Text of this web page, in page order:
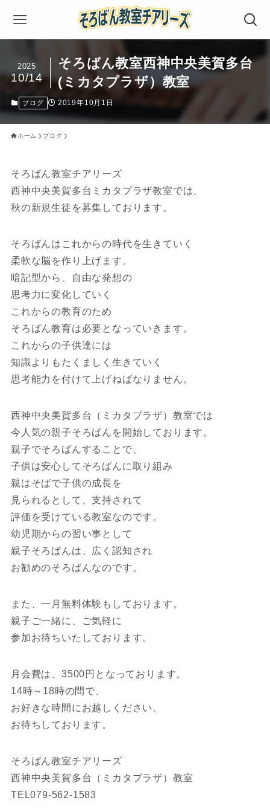
そろばん教室西神中央美賀多台
(ミカタプラザ）教室
2025
10/14
ブログ 2019年10月1日
ホーム ブログ
そろばん教室チアリーズ
西神中央美賀多台ミカタプラザ教室では、
秋の新規生徒を募集しております。
そろばんはこれからの時代を生きていく
柔軟な脳を作り上げます。
暗記型から、自由な発想の
思考力に変化していく
これからの教育のため
そろばん教育は必要となっていきます。
これからの子供達には
知識よりもたくましく生きていく
思考能力を付けて上げねばなりません。
西神中央美賀多台（ミカタプラザ）教室では
今人気の親子そろばんを開始しております。
親子でそろばんすることで、
子供は安心してそろばんに取り組み
親はそばで子供の成長を
見られるとして、支持されて
評価を受けている教室なのです。
幼児期からの習い事として
親子そろばんは、広く認知され
お勧めのそろばんなのです。
また、一月無料体験もしております。
親子ご一緒に、ご気軽に
参加お待ちいたしております。
月会費は、3500円となっております。
14時～18時の間で、
お好きな時間にお越しください。
お待ちしております。
そろばん教室チアリーズ
西神中央美賀多台（ミカタプラザ）教室
TEL079-562-1583